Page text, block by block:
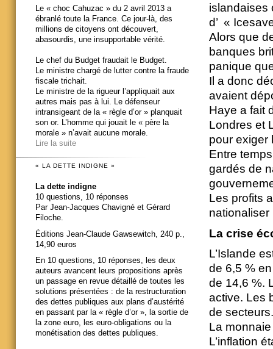
islandaises
d’ «
Alors que
banques
panique
Il a donc
avaient
Haye a fait
Londres et
pour exiger
Entre
gardés de
Les profits
nationaliser
La crise
L’Islande
de 6,5 %
de 14,6 %.
active. Les
de
La
L’inflation
Le « choc Cahuzac » du 2 avril 2013 a
ébranlé toute la France. Ce jour-là, des
millions de citoyens ont découvert,
abasourdis, une insupportable vérité.
Le chef du Budget fraudait le Budget.
Le ministre chargé de lutter contre la fraude
fiscale trichait.
Le ministre de la rigueur l’appliquait aux
autres mais pas à lui. Le défenseur
intransigeant de la « règle d’or » planquait
son or. L’homme qui jouait le « père la
morale » n’avait aucune morale.
Lire la suite
« LA DETTE INDIGNE »
La dette indigne
10 questions, 10 réponses
Par Jean-Jacques Chavigné et Gérard
Filoche.
Éditions Jean-Claude Gawsewitch, 240 p.,
14,90 euros
En 10 questions, 10 réponses, les deux
auteurs avancent leurs propositions après
un passage en revue détaillé de toutes les
solutions présentées : de la restructuration
des dettes publiques aux plans d’austérité
en passant par la « règle d’or », la sortie de
la zone euro, les euro-obligations ou la
monétisation des dettes publiques.